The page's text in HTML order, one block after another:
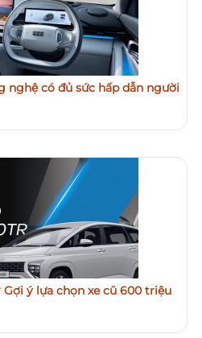
nghệ có đủ sức hấp dẫn người
ý lựa chọn xe cũ 600 triệu